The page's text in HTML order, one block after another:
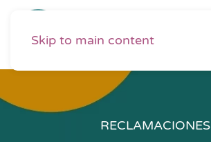
Skip to main content
RECLAMACIONES